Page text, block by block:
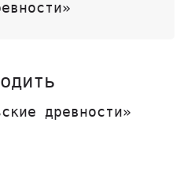
древности»